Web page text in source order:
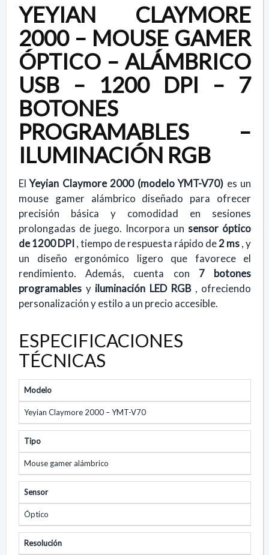
YEYIAN CLAYMORE
2000 – MOUSE GAMER
ÓPTICO – ALÁMBRICO
USB – 1200 DPI – 7
BOTONES
PROGRAMABLES –
ILUMINACIÓN RGB
ElYeyian Claymore 2000 (modelo YMT-V70) es un
mouse gamer alámbrico diseñado para ofrecer
precisión básica y comodidad en sesiones
prolongadas de juego. Incorpora un sensor óptico
de 1200 DPI, tiempo de respuesta rápido de2 ms, y
un diseño ergonómico ligero que favorece el
rendimiento. Además, cuenta con 7 botones
programables y iluminación LED RGB , ofreciendo
personalización y estilo a un precio accesible.
ESPECIFICACIONES
TÉCNICAS
Modelo
Yeyian Claymore 2000 – YMT-V70
Tipo
Mouse gamer alámbrico
Sensor
Óptico
Resolución